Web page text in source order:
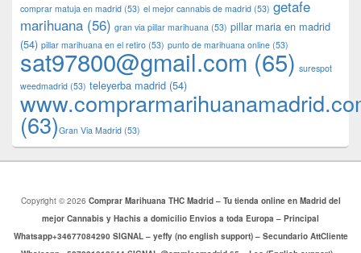
comprar matuja en madrid (53) el mejor cannabis de madrid (53) getafe
marihuana (56) gran via pillar marihuana (53) pillar maria en madrid
(54) pillar marihuana en el retiro (53) punto de marihuana online (53)
sat97800@gmail.com (65) surespot
weedmadrid (53) teleyerba madrid (54)
(63)​​Gran Via Madrid (53)
Copyright © 2026 Comprar Marihuana THC Madrid – Tu tienda online en Madrid del
mejor Cannabis y Hachis a domicilio Envios a toda Europa – Principal
Whatsapp+34677084290 SIGNAL – yeffy (no english support) – Secundario AttCliente